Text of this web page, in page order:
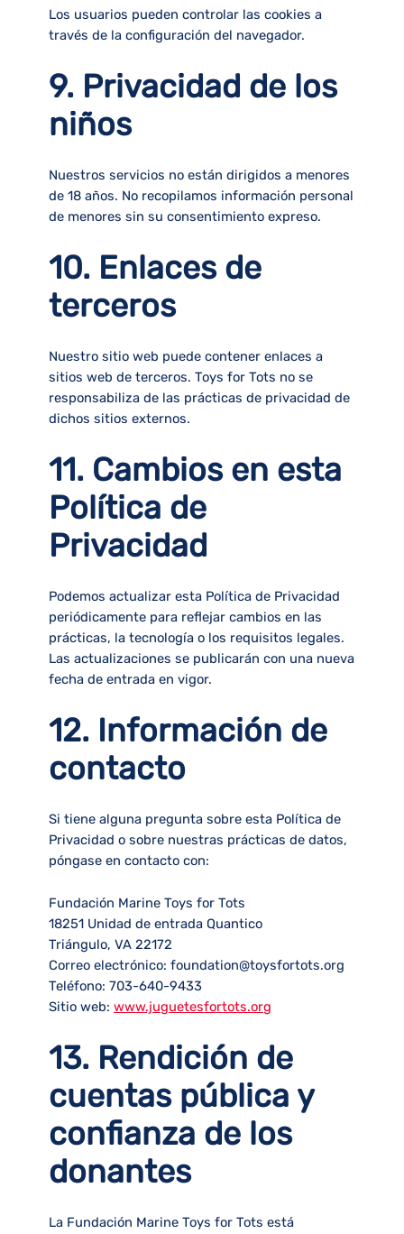
Los usuarios pueden controlar las cookies a
través de la configuración del navegador.
9. Privacidad de los
niños
Nuestros servicios no están dirigidos a menores
de 18 años. No recopilamos información personal
de menores sin su consentimiento expreso.
10. Enlaces de
terceros
Nuestro sitio web puede contener enlaces a
sitios web de terceros. Toys for Tots no se
responsabiliza de las prácticas de privacidad de
dichos sitios externos.
11. Cambios en esta
Política de
Privacidad
Podemos actualizar esta Política de Privacidad
periódicamente para reflejar cambios en las
prácticas, la tecnología o los requisitos legales.
Las actualizaciones se publicarán con una nueva
fecha de entrada en vigor.
12. Información de
contacto
Si tiene alguna pregunta sobre esta Política de
Privacidad o sobre nuestras prácticas de datos,
póngase en contacto con:
Fundación Marine Toys for Tots
18251 Unidad de entrada Quantico
Triángulo, VA 22172
Correo electrónico: foundation@toysfortots.org
Teléfono: 703-640-9433
Sitio web:www.juguetesfortots.org
13. Rendición de
cuentas pública y
confianza de los
donantes
La Fundación Marine Toys for Tots está